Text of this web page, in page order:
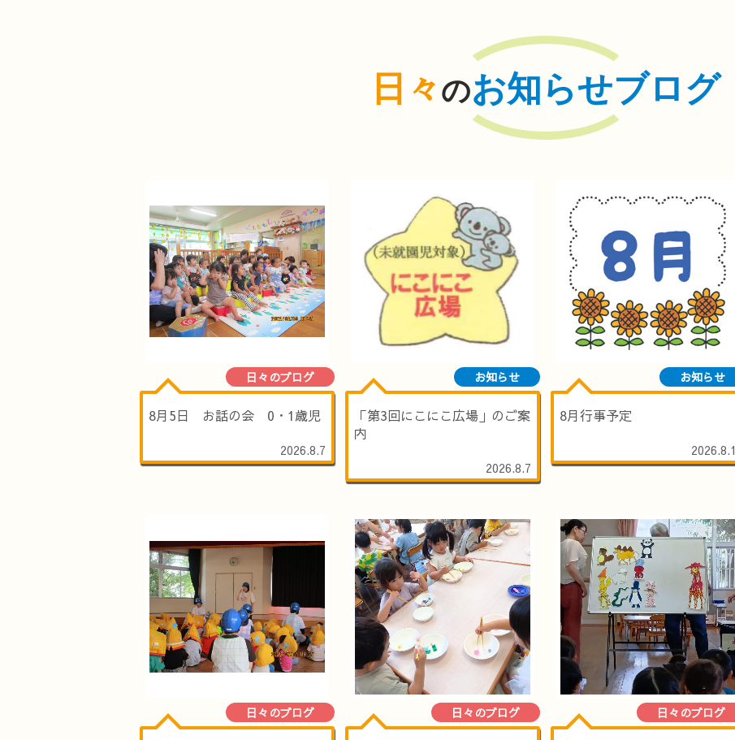
日々のお知らせブログ
日々のブログ
8月5日 お話の会 0・1歳児
2026.8.7
お知らせ
「第3回にこにこ広場」のご案
内
2026.8.7
お知らせ
8月行事予定
2026.8.1
日々のブログ 日々のブログ 日々のブログ